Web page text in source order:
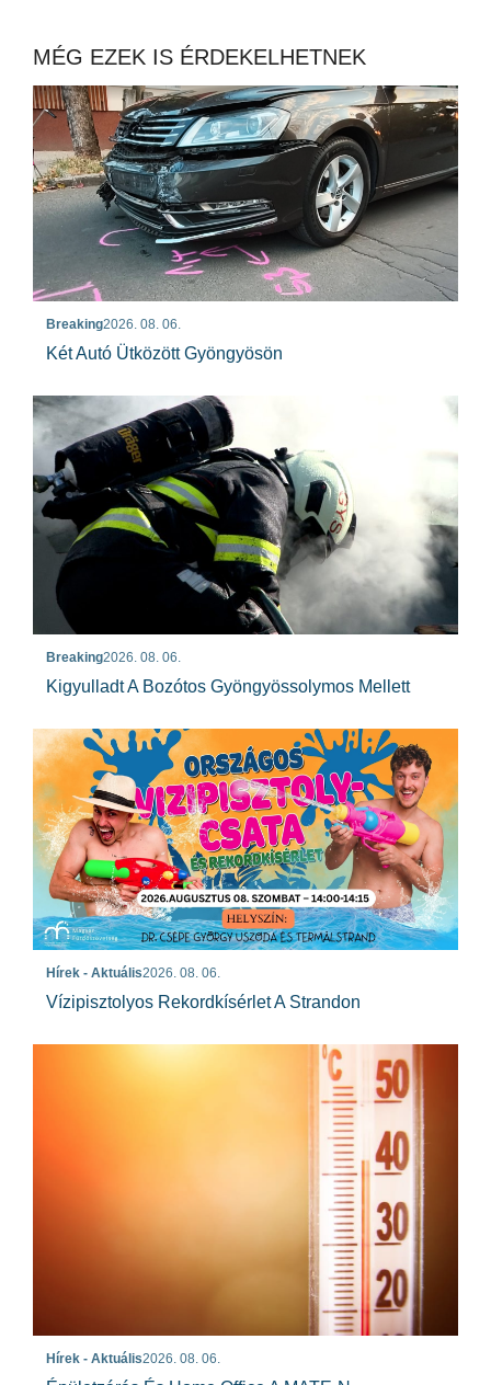
MÉG EZEK IS ÉRDEKELHETNEK
Breaking2026. 08. 06.
Két Autó Ütközött Gyöngyösön
Breaking2026. 08. 06.
Kigyulladt A Bozótos Gyöngyössolymos Mellett
Hírek - Aktuális2026. 08. 06.
Vízipisztolyos Rekordkísérlet A Strandon
Hírek - Aktuális2026. 08. 06.